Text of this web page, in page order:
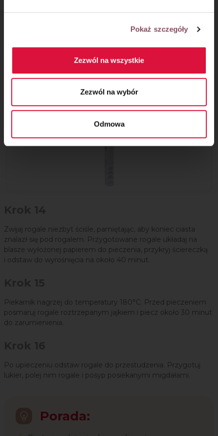
Pokaż szczegóły
Zezwól na wszystkie
Zezwól na wybór
Odmowa
Może się przydać
Mata do wałkowania ciasta marki Wilton
zastąpi tradycyjną stolnicę. Możesz mieć
pewność, że ciasto z łatwością będzie
Zwijaj rogale niezbyt ściśle, pamiętając, aby koniec ciasta
znalazł się pod rogalem. Przygotowane rogale układaj na
blasze wyłożonej papierem do pieczenia, przykryj ściereczką
i odstaw do wyrośnięcia na około 40 minut.
Piekarnik nagrzej do temperatury 180°C. Przed pieczeniem
posmaruj rogale roztrzepanym jajkiem i piecz około 30 minut
do zarumienienia.
Po upieczeniu odstaw rogale do przestudzenia. Przygotuj
lukier, polej nim rogale i posyp posiekanymi migdałami.
Porada: